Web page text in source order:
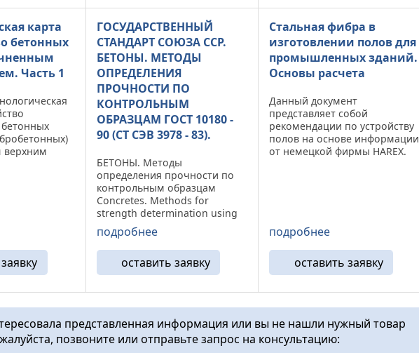
карта
бетонных
Часть 1
верхним
ГОСУДАРСТВЕННЫЙ
СТАНДАРТ СОЮЗА ССР.
БЕТОНЫ. МЕТОДЫ
ОПРЕДЕЛЕНИЯ
ПРОЧНОСТИ ПО
КОНТРОЛЬНЫМ
ОБРАЗЦАМ ГОСТ 10180 -
90 (СТ СЭВ 3978 - 83).
БЕТОНЫ. Методы
определения прочности по
контрольным образцам
Concretes. Methods for
strength determination using
reference specimens ОКП 58
ОООО ГОСТ 10180 – 90 (СТ СЭВ
3978 – 83) Дата введения
01.01.91 Настоящий стандарт
распространяется на бетоны
подробнее
оставить заявку
Стальная фибра в
изготовлении полов для
промышленных зданий.
Основы расчета
Данный документ
представляет собой
рекомендации по устройству
полов на основе информации
от немецкой фирмы HAREX.
документе вы ...
подробнее
оставить заявку
представленная информация или вы не нашли нужный товар
позвоните или отправьте запрос на консультацию: